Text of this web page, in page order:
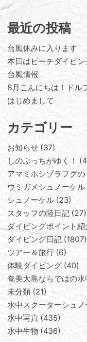
最近の投稿
台風休みに入ります
本日はビーチダイビン
台風情報
8月こんにちは！ドル
はじめまして
カテゴリー
お知らせ 37
しのぶっちがゆく！
4
アマミホシゾラフグ
ウミガメシュノーケル
シュノーケル 23
スタッフの陸日記 27
ダイビングポイント紹
ダイビング日記 1807
ツアー＆旅行 6
体験ダイビング 40
奄美大島ならではの
未分類 21
水中スクーターシュ
水中写真 435
水中生物 436